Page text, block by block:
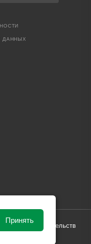
ДАННЫХ
за собой обязательств
Принять